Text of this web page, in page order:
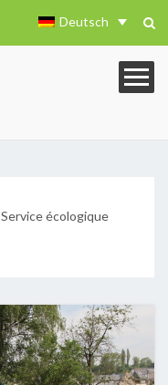
Deutsch
Service écologique